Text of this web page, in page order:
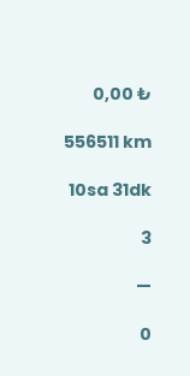
0,00 ₺
556511 km
10sa 31dk
3
—
0